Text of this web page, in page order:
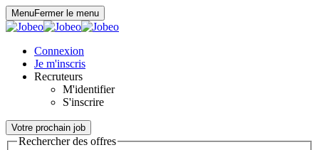
MenuFermer le menu
Connexion
Je m'inscris
Recruteurs
M'identifier
S'inscrire
Votre prochain job
Rechercher des offres
Panneau de gestion des cookies